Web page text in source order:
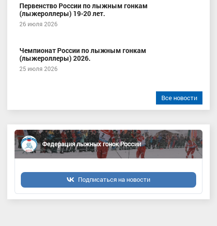
Первенство России по лыжным гонкам
(лыжероллеры) 19-20 лет.
26 июля 2026
Чемпионат России по лыжным гонкам
(лыжероллеры) 2026.
25 июля 2026
Все новости
Федерация лыжных гонок России
Подписаться на новости